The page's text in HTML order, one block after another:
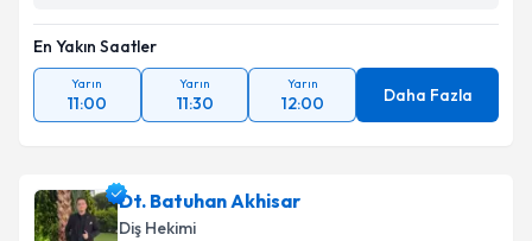
En Yakın Saatler
Yarın
11:00
Yarın
11:30
Yarın
12:00 Daha Fazla
Dt. Batuhan Akhisar
Diş Hekimi